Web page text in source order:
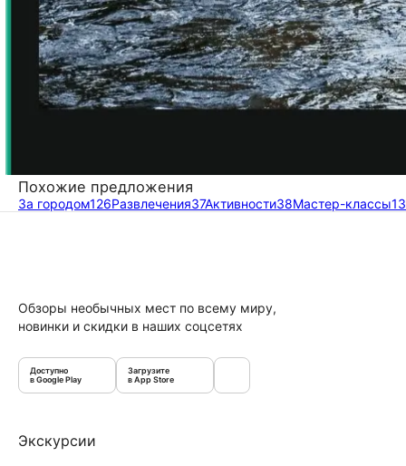
Похожие предложения
За городом126Развлечения37Активности38Мастер-классы13
Обзоры необычных мест по всему миру,
новинки и скидки в наших соцсетях
Доступно
в Google Play
Загрузите
в App Store
Экскурсии